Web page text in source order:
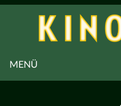
MENÜ